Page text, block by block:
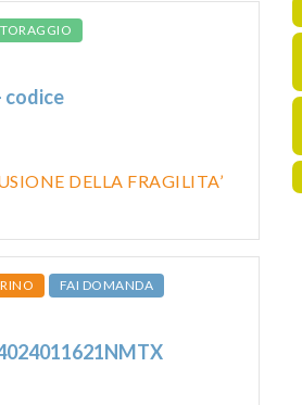
codice
DELLA FRAGILITA’
FAI DOMANDA